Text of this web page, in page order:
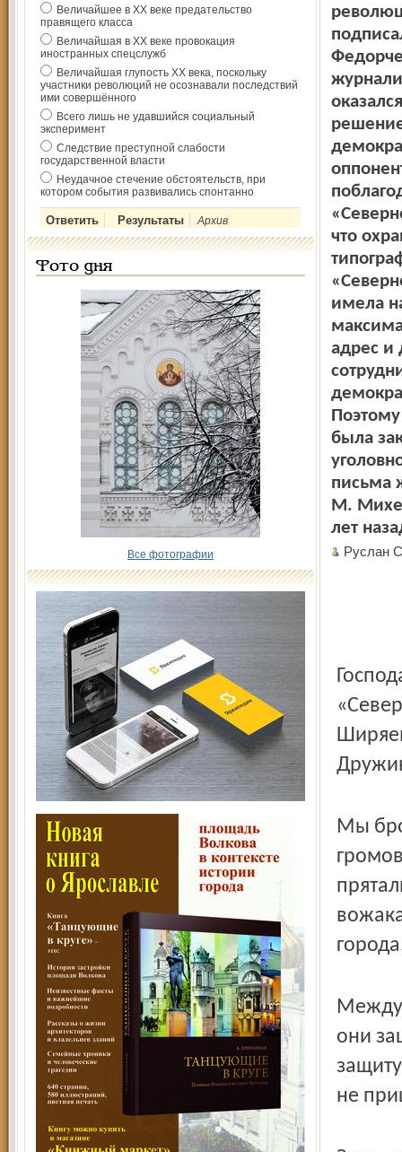
Величайшее в ХХ веке предательство
правящего класса
Величайшая в ХХ веке провокация
иностранных спецслужб
Величайшая глупость ХХ века, поскольку
участники революций не осознавали последствий
ими совершённого
Всего лишь не удавшийся социальный
эксперимент
Следствие преступной слабости
государственной власти
Неудачное стечение обстоятельств, при
котором события развивались спонтанно
Архив
Фото дня
Все фотографии
что
имела
адрес
была
письма
М.
лет
Руслан
Мы
Между
они
не